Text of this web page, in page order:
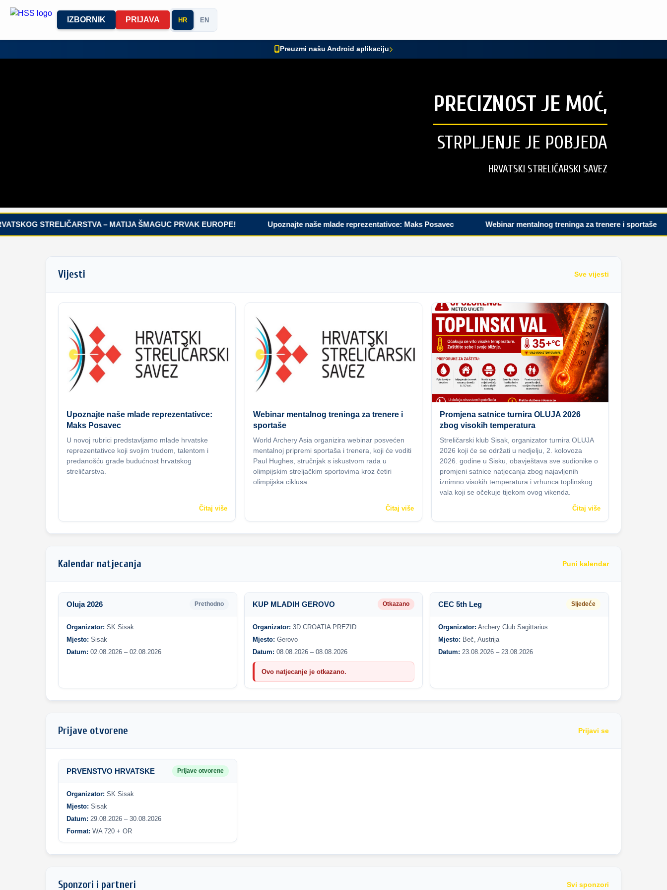
IZBORNIK PRIJAVA HR EN
Preuzmi našu Android aplikaciju
PRECIZNOST JE MOĆ,
STRPLJENJE JE POBJEDA
HRVATSKI STRELIČARSKI SAVEZ
STRELIČARSTVA – MATIJA ŠMAGUC PRVAK EUROPE! Upoznajte naše mlade reprezentativce: Maks Posavec Webinar mentalnog treninga za trenere i sportaše
Vijesti Sve vijesti
Upoznajte naše mlade reprezentativce:
Maks Posavec
U novoj rubrici predstavljamo mlade hrvatske
reprezentativce koji svojim trudom, talentom i
predanošću grade budućnost hrvatskog
streličarstva.
Čitaj više
Webinar mentalnog treninga za trenere i
sportaše
World Archery Asia organizira webinar posvećen
mentalnoj pripremi sportaša i trenera, koji će voditi
Paul Hughes, stručnjak s iskustvom rada u
olimpijskim streljačkim sportovima kroz četiri
olimpijska ciklusa.
Čitaj više
Promjena satnice turnira OLUJA 2026
zbog visokih temperatura
Streličarski klub Sisak, organizator turnira OLUJA
2026 koji će se održati u nedjelju, 2. kolovoza
2026. godine u Sisku, obavještava sve sudionike o
promjeni satnice natjecanja zbog najavljenih
iznimno visokih temperatura i vrhunca toplinskog
vala koji se očekuje tijekom ovog vikenda.
Čitaj više
Kalendar natjecanja Puni kalendar
Oluja 2026 Prethodno
Organizator: SK Sisak
Mjesto: Sisak
Datum: 02.08.2026 – 02.08.2026
KUP MLADIH GEROVO Otkazano
Organizator: 3D CROATIA PREZID
Mjesto: Gerovo
Datum: 08.08.2026 – 08.08.2026
Ovo natjecanje je otkazano.
CEC 5th Leg Sljedeće
Organizator: Archery Club Sagittarius
Mjesto: Beč, Austrija
Datum: 23.08.2026 – 23.08.2026
Prijave otvorene Prijavi se
PRVENSTVO HRVATSKE Prijave otvorene
Organizator: SK Sisak
Mjesto: Sisak
Datum: 29.08.2026 – 30.08.2026
Format: WA 720 + OR
Sponzori i partneri Svi sponzori